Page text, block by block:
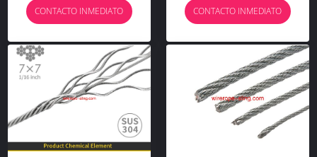
Aluminio Y 20 Piezas De
Acero Inoxidable
CONTACTO INMEDIATO
De Acero Inoxidable 304
De 330 Pies Con 50
Anillos De Aluminio Y 10
Abrazaderas
CONTACTO INMEDIATO